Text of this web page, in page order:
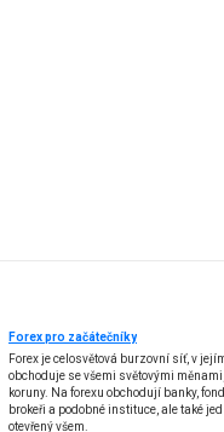
Forex pro začátečníky
Forex je celosvětová burzovní síť, v
obchoduje se všemi světovými
koruny. Na forexu obchodují banky,
brokeři a podobné instituce, ale také
otevřený všem.